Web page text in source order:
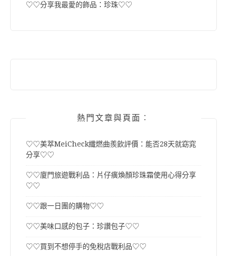
♡♡分享我最愛的飾品：珍珠♡♡
熱門文章與頁面︰
♡♡美萃MeiCheck纖燃曲羨飲評價：能否28天就窈窕
分享♡♡
♡♡廈門旅遊戰利品：片仔癀煥顏珍珠霜使用心得分享
♡♡
♡♡跟一日團的購物♡♡
♡♡美味口感的包子：珍讚包子♡♡
♡♡買到不想停手的免稅店戰利品♡♡